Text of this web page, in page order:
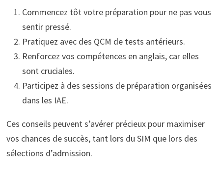
Commencez tôt votre préparation pour ne pas vous
sentir pressé.
Pratiquez avec des QCM de tests antérieurs.
Renforcez vos compétences en anglais, car elles
sont cruciales.
Participez à des sessions de préparation organisées
dans les IAE.
Ces conseils peuvent s’avérer précieux pour maximiser
vos chances de succès, tant lors du SIM que lors des
sélections d’admission.